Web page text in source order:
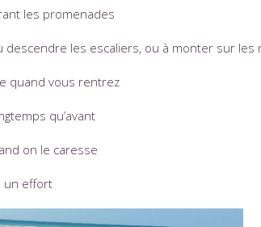
les promenades
descendre les escaliers, ou à monter sur les
quand vous rentrez
qu’avant
on le caresse
un effort